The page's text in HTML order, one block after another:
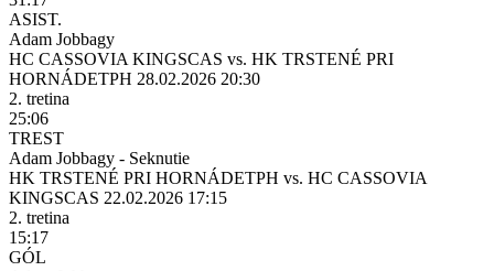
ASIST.
Adam Jobbagy
HC CASSOVIA KINGSCAS vs. HK TRSTENÉ PRI
HORNÁDETPH 28.02.2026 20:30
2. tretina
25:06
TREST
Adam Jobbagy - Seknutie
HK TRSTENÉ PRI HORNÁDETPH vs. HC CASSOVIA
KINGSCAS 22.02.2026 17:15
2. tretina
15:17
GÓL